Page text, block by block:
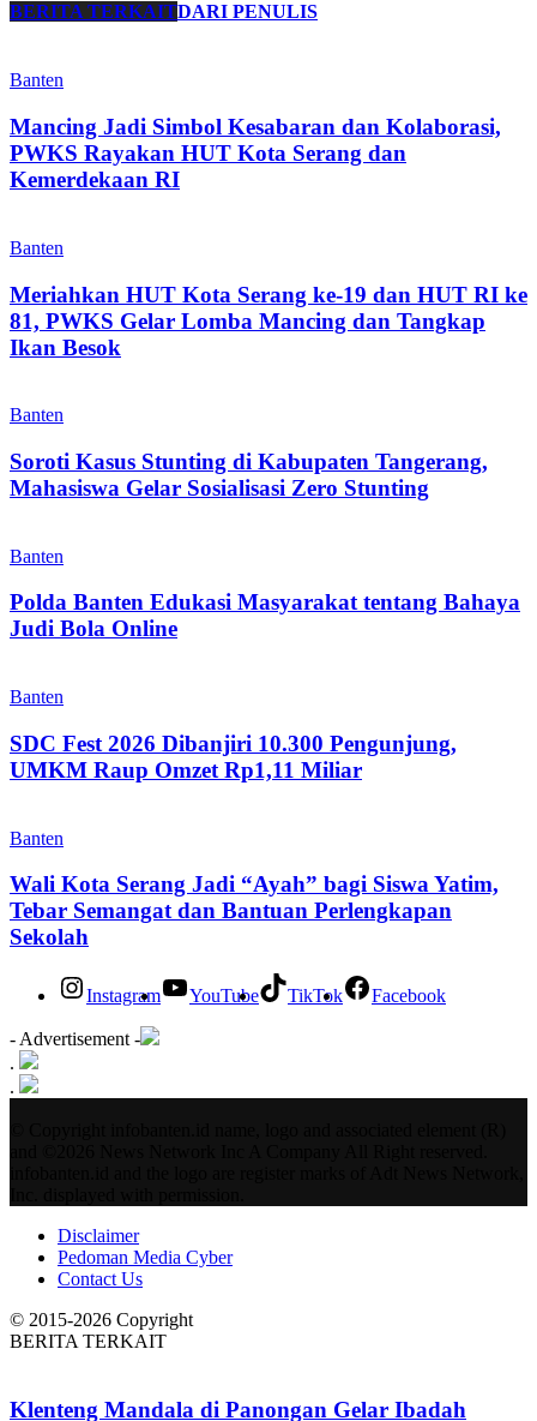
BERITA TERKAITDARI PENULIS
Banten
Mancing Jadi Simbol Kesabaran dan Kolaborasi,
PWKS Rayakan HUT Kota Serang dan
Kemerdekaan RI
Banten
Meriahkan HUT Kota Serang ke-19 dan HUT RI ke
81, PWKS Gelar Lomba Mancing dan Tangkap
Ikan Besok
Banten
Soroti Kasus Stunting di Kabupaten Tangerang,
Mahasiswa Gelar Sosialisasi Zero Stunting
Banten
Polda Banten Edukasi Masyarakat tentang Bahaya
Judi Bola Online
Banten
SDC Fest 2026 Dibanjiri 10.300 Pengunjung,
UMKM Raup Omzet Rp1,11 Miliar
Banten
Wali Kota Serang Jadi “Ayah” bagi Siswa Yatim,
Tebar Semangat dan Bantuan Perlengkapan
Sekolah
Instagram YouTube TikTok Facebook
- Advertisement -
.
.
Disclaimer
Pedoman Media Cyber
Contact Us
© 2015-2026 Copyright
BERITA TERKAIT
Klenteng Mandala di Panongan Gelar Ibadah